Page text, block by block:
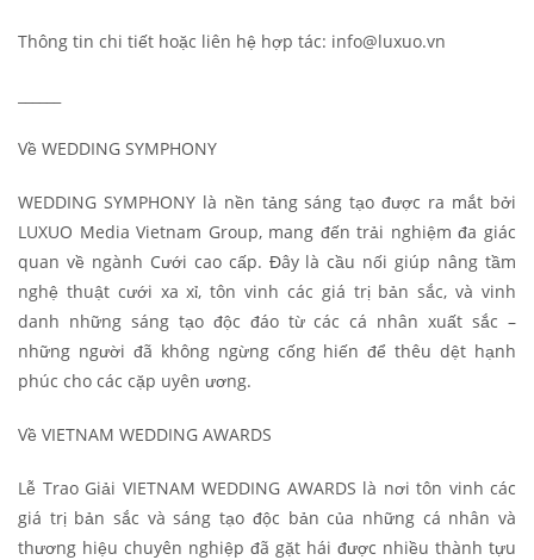
Thông tin chi tiết hoặc liên hệ hợp tác: info@luxuo.vn
Về WEDDING SYMPHONY
WEDDING SYMPHONY là nền tảng sáng tạo được ra mắt bởi
LUXUO Media Vietnam Group, mang đến trải nghiệm đa giác
quan về ngành Cưới cao cấp. Đây là cầu nối giúp nâng tầm
nghệ thuật cưới xa xỉ, tôn vinh các giá trị bản sắc, và vinh
danh những sáng tạo độc đáo từ các cá nhân xuất sắc –
những người đã không ngừng cống hiến để thêu dệt hạnh
phúc cho các cặp uyên ương.
Về VIETNAM WEDDING AWARDS
Lễ Trao Giải VIETNAM WEDDING AWARDS là nơi tôn vinh các
giá trị bản sắc và sáng tạo độc bản của những cá nhân và
thương hiệu chuyên nghiệp đã gặt hái được nhiều thành tựu